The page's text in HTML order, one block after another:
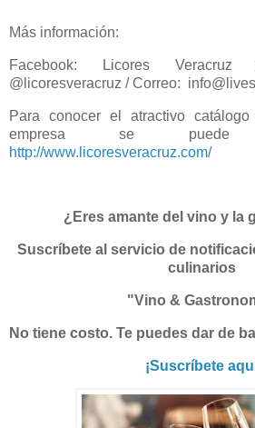
Más información:
Facebook: Licores Veracruz
@licoresveracruz / Correo:
Para conocer el atractivo
empresa se
http://www.licoresveracruz.com/
¿Eres amante del vino y la
Suscríbete al servicio de
culinarios
"Vino &
No tiene costo. Te puedes dar de
¡Suscríbete